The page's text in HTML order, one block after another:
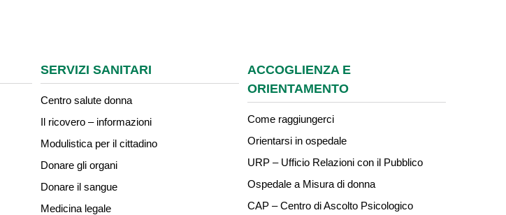
SERVIZI SANITARI
Centro salute donna
Il ricovero – informazioni
Modulistica per il cittadino
Donare gli organi
Donare il sangue
Medicina legale
ACCOGLIENZA E
ORIENTAMENTO
Come raggiungerci
Orientarsi in ospedale
URP – Ufficio Relazioni con il Pubblico
Ospedale a Misura di donna
CAP – Centro di Ascolto Psicologico